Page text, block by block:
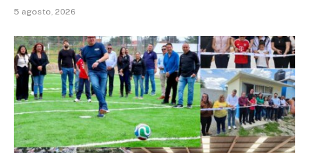
5 agosto, 2026